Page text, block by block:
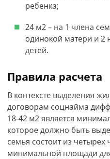
ребенка;
24 м2 – на 1 члена
одинокой матери и 2
детей.
Правила расчета
В контексте выделения
договорам соцнайма
18-42 м2 является
которое должно быть
семья состоит из четырех
минимальной площади